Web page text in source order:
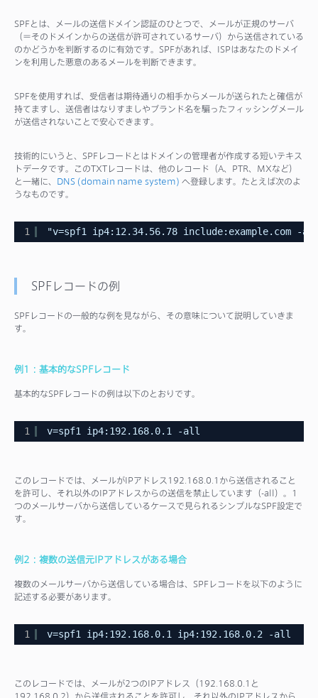
SPFとは、メールの送信ドメイン認証のひとつで、メールが正規のサーバ
（＝そのドメインからの送信が許可されているサーバ）から送信されている
のかどうかを判断するのに有効です。SPFがあれば、ISPはあなたのドメイ
ンを利用した悪意のあるメールを判断できます。
SPFを使用すれば、受信者は期待通りの相手からメールが送られたと確信が
持てますし、送信者はなりすましやブランド名を騙ったフィッシングメール
が送信されないことで安心できます。
技術的にいうと、SPFレコードとはドメインの管理者が作成する短いテキス
トデータです。このTXTレコードは、他のレコード（A、PTR、MXなど）
と一緒に、 DNS (domain name system) へ登録します。たとえば次のよ
うなものです。
1 "v=spf1 ip4:12.34.56.78 include:example.com -
SPFレコードの例
SPFレコードの一般的な例を見ながら、その意味について説明していきま
す。
例1：基本的なSPFレコード
基本的なSPFレコードの例は以下のとおりです。
1 v=spf1 ip4:192.168.0.1 -all
このレコードでは、メールがIPアドレス192.168.0.1から送信されること
を許可し、それ以外のIPアドレスからの送信を禁止しています（-all）。1
つのメールサーバから送信しているケースで見られるシンプルなSPF設定で
す。
例2：複数の送信元IPアドレスがある場合
複数のメールサーバから送信している場合は、SPFレコードを以下のように
記述する必要があります。
1 v=spf1 ip4:192.168.0.1 ip4:192.168.0.2 -all
このレコードでは、メールが2つのIPアドレス（192.168.0.1と